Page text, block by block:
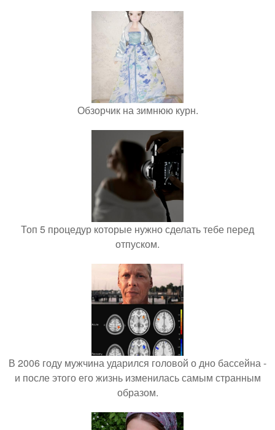
Обзорчик на зимнюю курн.
Топ 5 процедур которые нужно сделать тебе перед
отпуском.
В 2006 году мужчина ударился головой о дно бассейна -
и после этого его жизнь изменилась самым странным
образом.